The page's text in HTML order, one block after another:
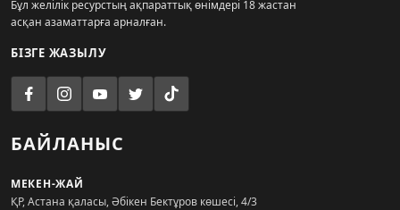
Бұл желілік ресурстың ақпараттық өнімдері 18 жастан
асқан азаматтарға арналған.
БІЗГЕ ЖАЗЫЛУ
БАЙЛАНЫС
МЕКЕН-ЖАЙ
ҚР, Астана қаласы, Әбікен Бектұров көшесі, 4/3